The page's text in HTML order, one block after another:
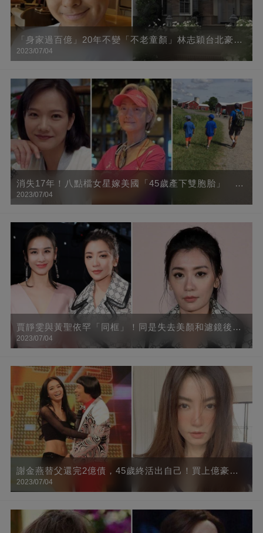
「身家過百億」20年不變「不老童顏」林志穎台北豪宅
曝光，里面竟全是這種高科技，羨慕了！
2023/07/04
消失17年！八點檔女星嫁美國「45歲產下雙胞胎」
「甜曬三男人背影」頂金髮身材辣到爆
2023/07/04
賈靜雯與黃聖依罕「同框」！同是失去美顏和濾鏡後，
網友：一個是真美一個卻不可言喻
2023/07/04
謝金燕替父還完2億債，45歲終活出自己！買上億豪宅
只為躲避狗仔，鄰居都是名人，「走到大門得搭接駁
2023/07/04